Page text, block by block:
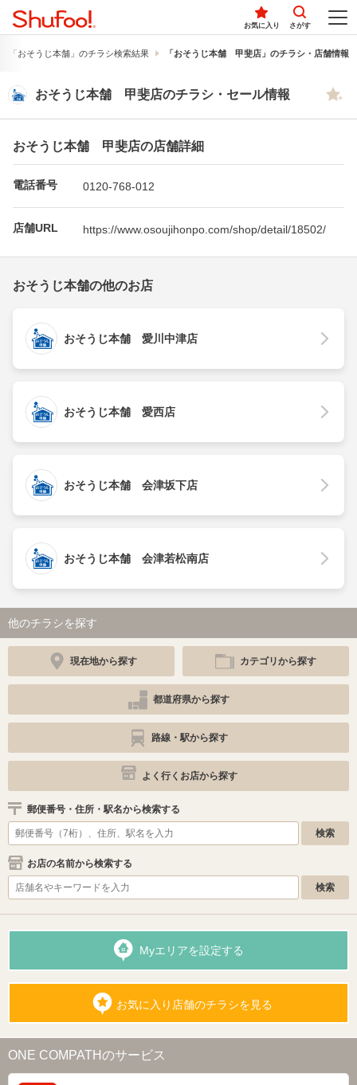
お気に入り さがす
「おそうじ本舗」のチラシ検索結果 「おそうじ本舗 甲斐店」のチラシ・店舗情報
おそうじ本舗 甲斐店のチラシ・セール情報
おそうじ本舗 甲斐店の店舗詳細
電話番号 0120-768-012
店舗URL https://www.osoujihonpo.com/shop/detail/18502/
おそうじ本舗の他のお店
おそうじ本舗 愛川中津店
おそうじ本舗 愛西店
おそうじ本舗 会津坂下店
おそうじ本舗 会津若松南店
他のチラシを探す
現在地から探す カテゴリから探す
都道府県から探す
路線・駅から探す
よく行くお店から探す
郵便番号・住所・駅名から検索する
お店の名前から検索する
Myエリアを設定する
お気に入り店舗のチラシを見る
ONE COMPATHのサービス